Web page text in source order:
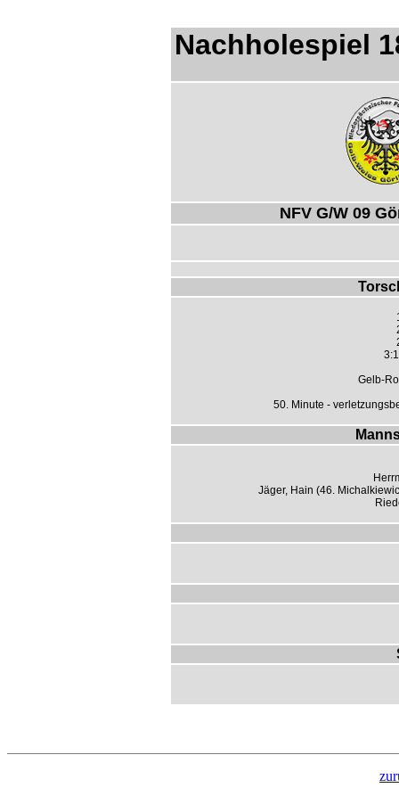
Nachholespiel
NFV G/W 09
Gelb-
50. Minute -
Jäger, Hain (46.